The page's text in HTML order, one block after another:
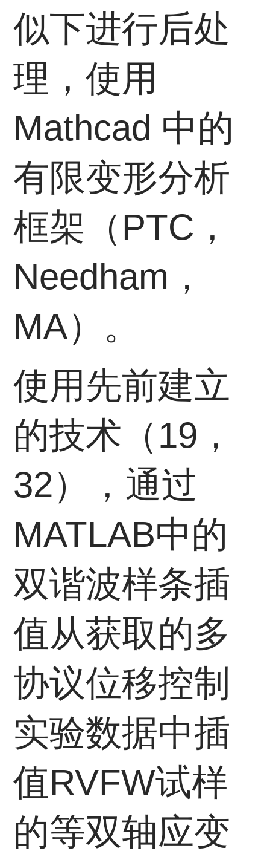
似下进行后处
理，使用
Mathcad 中的
有限变形分析
框架（PTC，
Needham，
MA）。
使用先前建立
的技术（19，
32），通过
MATLAB中的
双谐波样条插
值从获取的多
协议位移控制
实验数据中插
值RVFW试样
的等双轴应变